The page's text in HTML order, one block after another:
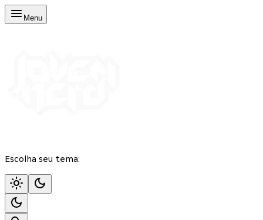
Menu
Escolha seu tema: